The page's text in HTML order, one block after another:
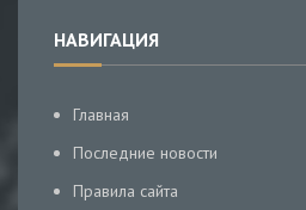
НАВИГАЦИЯ
Главная
Последние новости
Правила сайта